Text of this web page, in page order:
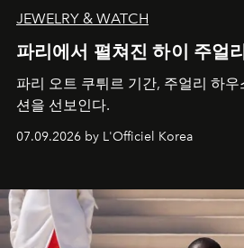
JEWELRY & WATCH
파리에서 펼쳐진 하이 주얼
파리 오트 쿠튀르 기간, 주얼리 하
션을 선보인다.
07.09.2026 by L'Officiel Korea